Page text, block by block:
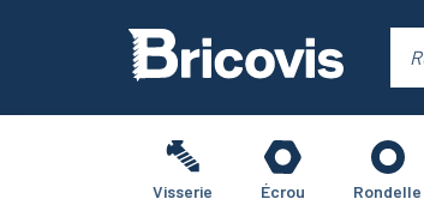
Visserie Écrou Rondelle